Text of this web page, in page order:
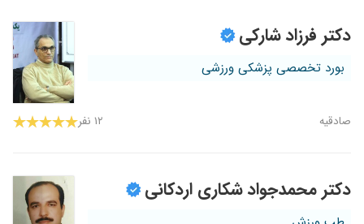
دکتر فرزاد شارکی
بورد تخصصی پزشکی ورزشی
صادقیه ۱۲ نفر
دکتر محمدجواد شکاری اردکانی